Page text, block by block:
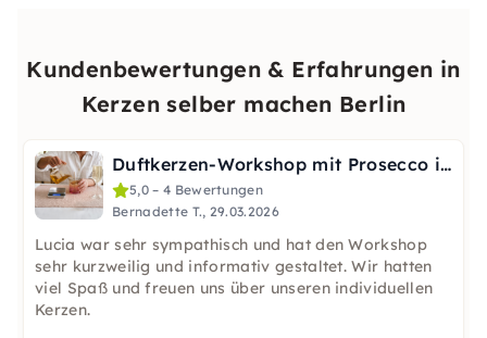
Kundenbewertungen & Erfahrungen in
Kerzen selber machen Berlin
Duftkerzen-Workshop mit Prosecco in Berlin
5,0 – 4 Bewertungen
Bernadette T., 29.03.2026
Lucia war sehr sympathisch und hat den Workshop
sehr kurzweilig und informativ gestaltet. Wir hatten
viel Spaß und freuen uns über unseren individuellen
Kerzen.